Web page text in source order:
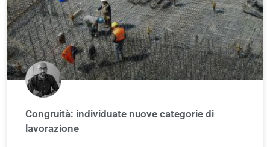
Congruità: individuate nuove categorie di
lavorazione